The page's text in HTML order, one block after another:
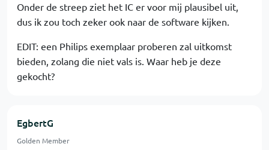
Onder de streep ziet het IC er voor mij plausibel uit,
dus ik zou toch zeker ook naar de software kijken.
EDIT: een Philips exemplaar proberen zal uitkomst
bieden, zolang die niet vals is. Waar heb je deze
gekocht?
EgbertG
Golden Member